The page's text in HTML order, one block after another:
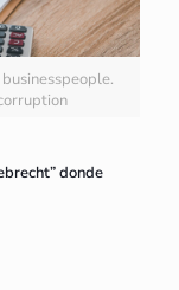
donde